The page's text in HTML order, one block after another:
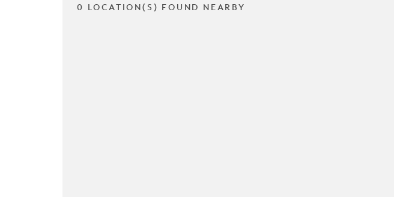
0 LOCATION(S) FOUND NEARBY